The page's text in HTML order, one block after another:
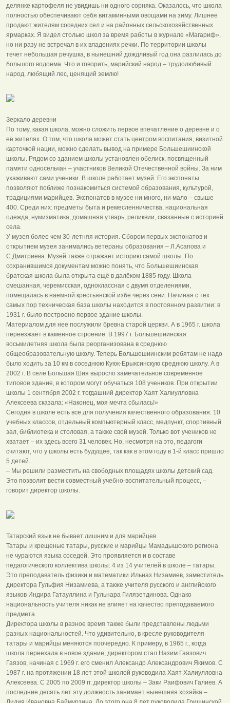
делянке картофеля не увидишь ни одного сорняка. Оказалось, что школа
полностью обеспечивают себя витаминными овощами на зиму. Лишнее
продают жителям соседних сел и на районных сельскохозяйственных
ярмарках. Я видел столько школ за время работы в журнале «Магариф»,
но ни разу не встречал в их владениях речки. По территории школы
течет небольшая речушка, в нынешний дождливый год она разлилась до
большого водоема. Что и говорить, марийский народ – трудолюбивый
народ, любящий лес, ценящий землю!
Зеркало деревни
По тому, какая школа, можно сложить первое впечатление о деревне и о
её жителях. О том, что школа может стать центром воспитания, визитной
карточкой нации, можно сделать вывод на примере Большешиинской
школы. Рядом со зданием школы установлен обелиск, посвященный
памяти односельчан – участников Великой Отечественной войны. За ним
ухаживают сами ученики. В школе работает музей. Его экспонаты
позволяют поближе познакомиться системой образования, культурой,
традициями марийцев. Экспонатов в музее ни много, ни мало – свыше
400. Среди них: предметы быта и ремесленничества, национальная
одежда, нумизматика, домашняя утварь, реликвии, связанные с историей
села.
У музея более чем 30-летняя история. Сбором первых экспонатов и
открытием музея занимались ветераны образования – Л.Асапова и
С.Дмитриева. Музей также отражает историю самой школы. По
сохранившимся документам можно понять, что Большешиинская
братская школа была открыта ещё в далёком 1885 году. Школа
смешанная, черемисская, одноклассная с двумя отделениями,
помещалась в наемной крестьянской избе через сени. Начиная с тех
самых пор техническая база школы находится в постоянном развитии: в
1931 г. было построено первое здание школы.
Материалом для нее послужили бревна старой церкви. А в 1965 г. школа
переезжает в каменное строение. В 1997 г. Большешиинская
восьмилетняя школа была реорганизована в среднюю
общеобразовательную школу. Теперь Большешиинским ребятам не надо
было ходить за 10 км в соседнюю Куюк-Ерыксинскую среднюю школу. А в
2002 г. В селе Большая Шия выросло замечательное современное
типовое здание, в котором могут обучаться 108 учеников. При открытии
школы 1 сентября 2002 г. тогдашний директор Хаят Халиулловна
Алексеева сказала: «Наконец, моя мечта сбылась!»
Сегодня в школе есть все для получения качественного образования: 10
учебных классов, отдельный компьютерный класс, медпункт, спортивный
зал, библиотека и столовая, а также свой музей. Только вот учеников не
хватает – их здесь всего 31 человек. Но, несмотря на это, педагоги
считают, что у школы есть будущее, так как в этом году в 1-й класс пришло
5 детей.
– Мы решили разместить на свободных площадях школы детский сад.
Это позволит вести совместный учебно-воспитательный процесс, –
говорит директор школы.
Татарский язык не бывает лишним и для марийцев
Татары и крещеные татары, русские и марийцы Мамадышского региона
не чураются языка соседей. Это проявляется и в составе
педагогического коллектива школы: 4 из 14 учителей в школе – татары.
Это преподаватель физики и математики Ильназ Низамиев, заместитель
директора Гульфия Низамиева, а также учителя русского и английского
языков Индира Гатауллина и Гульнара Гилязетдинова. Однако
национальность учителя никак не влияет на качество преподаваемого
предмета.
Директора школы в разное время также были представлены людьми
разных национальностей. Что удивительно, в кресле руководителя
татары и марийцы меняются поочередно. К примеру, в 1965 г., когда
школа переехала в новое здание, директором стал Назим Гаязович
Гаязов, начиная с 1969 г. его сменил Александр Александрович Якимов. С
1987 г. на протяжении 18 лет этой школой руководила Хаят Халиулловна
Алексеева. С 2005 по 2009 гг. директор школы – Заки Раифович Галиев. А
последние десять лет эту должность занимает нынешняя хозяйка –